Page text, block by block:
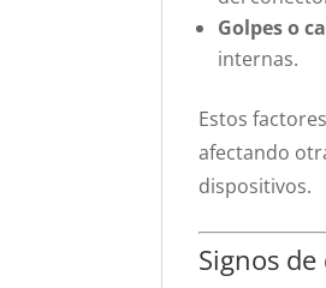
Golpes o
internas.
Estos
afectando
dispositivos.
Signos